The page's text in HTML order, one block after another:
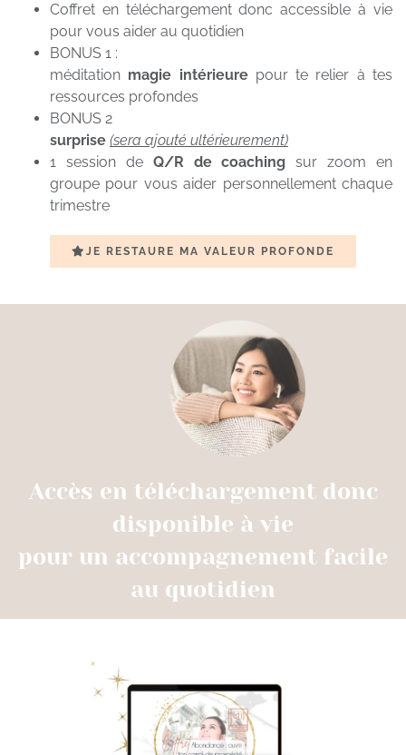
Coffret en téléchargement donc accessible à vie
pour vous aider au quotidien
BONUS 1 :
méditation magie intérieure pour te relier à tes
ressources profondes
BONUS 2
surprise (sera ajouté ultérieurement)
1 session de Q/R de coaching sur zoom en
groupe pour vous aider personnellement chaque
trimestre
JE RESTAURE MA VALEUR PROFONDE
Accès en téléchargement donc
disponible à vie
pour un accompagnement facile
au quotidien